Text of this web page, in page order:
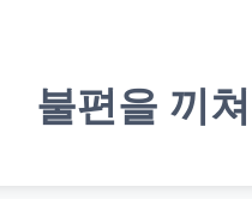
불편을 끼